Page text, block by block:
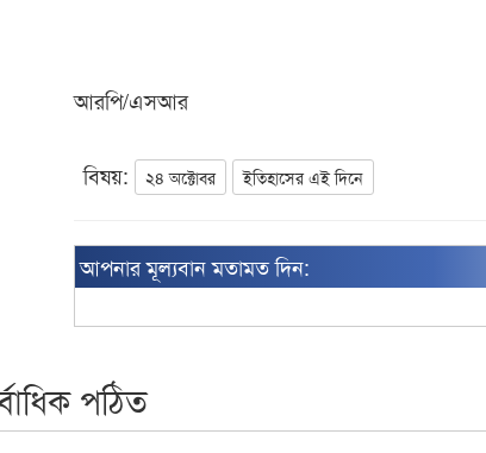
আরপি/এসআর
বিষয়: ২৪ অক্টোবর ইতিহাসের এই দিনে
আপনার মূল্যবান মতামত দিন:
পঠিত